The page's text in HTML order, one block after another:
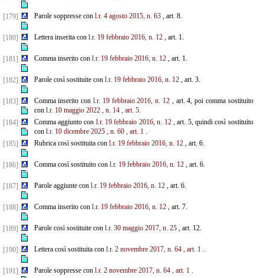
[179] Parole soppresse con l.r. 4 agosto 2015, n. 63, art. 8.
[180] Lettera inserita con l.r. 19 febbraio 2016, n. 12, art. 1.
[181] Comma inserito con l.r. 19 febbraio 2016, n. 12, art. 1.
[182] Parole così sostituite con l.r. 19 febbraio 2016, n. 12, art. 3.
[183] Comma inserito con l.r. 19 febbraio 2016, n. 12 , art. 4, poi comma sostituito
con l.r. 10 maggio 2022 , n. 14 , art. 5.
[184]
Comma aggiunto con l.r. 19 febbraio 2016, n. 12, art. 5, quindi così sostituito
con l.r. 10 dicembre 2025 , n. 60 , art. 1.
[185]
Rubrica così sostituita con l.r. 19 febbraio 2016, n. 12, art. 6.
[186] Comma così sostituito con l.r. 19 febbraio 2016, n. 12, art. 6.
[187] Parole aggiunte con l.r. 19 febbraio 2016, n. 12, art. 6.
[188] Comma inserito con l.r. 19 febbraio 2016, n. 12, art. 7.
[189] Parole così sostituite con l.r. 30 maggio 2017, n. 25, art. 12.
[190] Lettera così sostituita con l.r. 2 novembre 2017, n. 64 , art. 1.
[191] Parole soppresse con l.r. 2 novembre 2017, n. 64 , art. 1.